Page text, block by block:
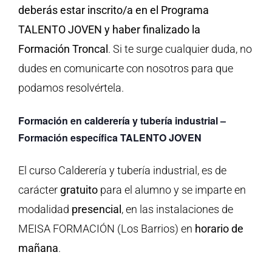
deberás estar inscrito/a en el Programa
TALENTO JOVEN y haber finalizado la
Formación Troncal . Si te surge cualquier duda, no
dudes en comunicarte con nosotros para que
podamos resolvértela.
Formación en calderería y tubería industrial –
Formación específica TALENTO JOVEN
El curso Calderería y tubería industrial, es de
carácter gratuito para el alumno y se imparte en
modalidad presencial , en las instalaciones de
MEISA FORMACIÓN (Los Barrios) en horario de
mañana.